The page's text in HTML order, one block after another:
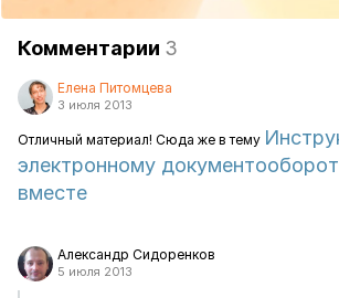
Комментарии 3
Елена Питомцева
3 июля 2013
Отличный материал! Сюда же в тему
электронному
вместе
Александр Сидоренков
5 июля 2013